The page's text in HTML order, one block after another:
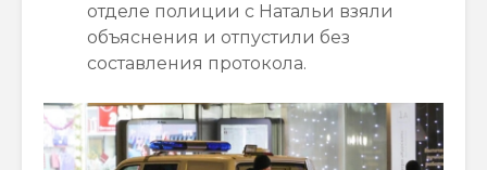
отделе полиции с Натальи взяли
объяснения и отпустили без
составления протокола.